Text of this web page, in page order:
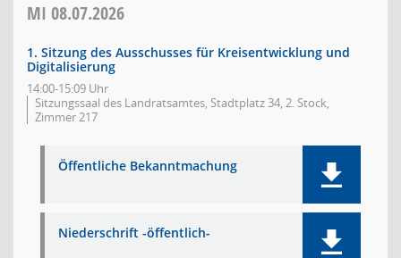
MI 08.07.2026
1. Sitzung des Ausschusses für Kreisentwicklung und
Digitalisierung
14:00-15:09 Uhr
Sitzungssaal des Landratsamtes, Stadtplatz 34, 2. Stock,
Zimmer 217
Öffentliche Bekanntmachung
Niederschrift -öffentlich-